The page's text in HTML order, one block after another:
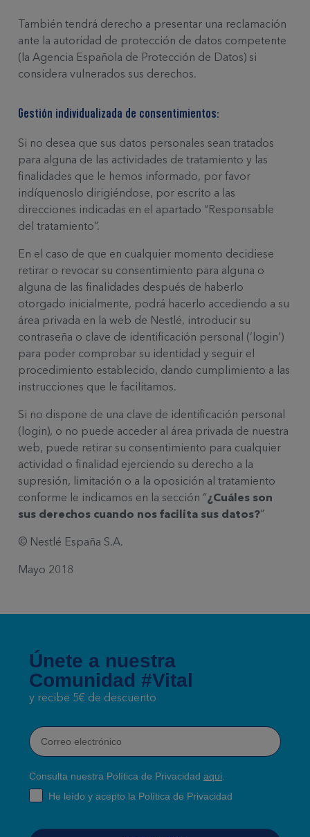
También tendrá derecho a presentar una reclamación
ante la autoridad de protección de datos competente
(la Agencia Española de Protección de Datos) si
considera vulnerados sus derechos.
Gestión individualizada de consentimientos:
Si no desea que sus datos personales sean tratados
para alguna de las actividades de tratamiento y las
finalidades que le hemos informado, por favor
indíquenoslo dirigiéndose, por escrito a las
direcciones indicadas en el apartado “Responsable
del tratamiento”.
En el caso de que en cualquier momento decidiese
retirar o revocar su consentimiento para alguna o
alguna de las finalidades después de haberlo
otorgado inicialmente, podrá hacerlo accediendo a su
área privada en la web de Nestlé, introducir su
contraseña o clave de identificación personal (‘login’)
para poder comprobar su identidad y seguir el
procedimiento establecido, dando cumplimiento a las
instrucciones que le facilitamos.
Si no dispone de una clave de identificación personal
(login), o no puede acceder al área privada de nuestra
web, puede retirar su consentimiento para cualquier
actividad o finalidad ejerciendo su derecho a la
supresión, limitación o a la oposición al tratamiento
conforme le indicamos en la sección “¿Cuáles son
sus derechos cuando nos facilita sus datos?”
© Nestlé España S.A.
Mayo 2018
Únete a nuestra
Comunidad #Vital
y recibe 5€ de descuento
Correo electrónico
Consulta nuestra Política de Privacidad aqui.
RGPDHe leído y acepto la Política de Privacidad